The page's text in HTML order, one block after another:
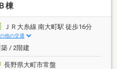
棟
ＪＲ大糸線 南大町駅 徒歩16分
他の交通
築 / 2階建
長野県大町市常盤